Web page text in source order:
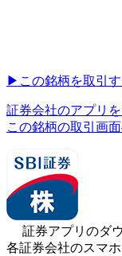
▶︎ この銘柄を取引
証券会社のアプリ
この銘柄の取引画
証券アプリのダ
各証券会社のスマ